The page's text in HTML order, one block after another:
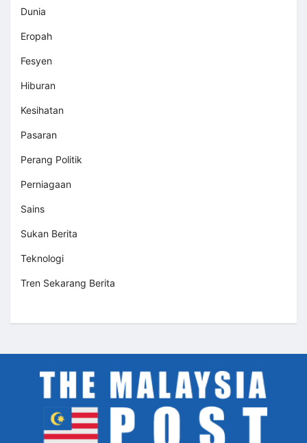
Dunia
Eropah
Fesyen
Hiburan
Kesihatan
Pasaran
Perang Politik
Perniagaan
Sains
Sukan Berita
Teknologi
Tren Sekarang Berita